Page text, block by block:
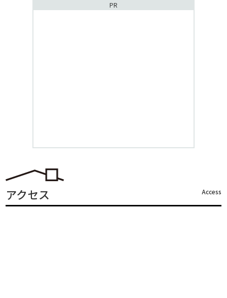
PR
アクセス Access